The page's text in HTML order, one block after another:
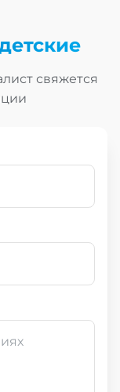
свяжется